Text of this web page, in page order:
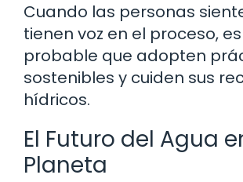
Cuando las personas
tienen voz en el proceso,
probable que adopten
sostenibles y cuiden sus
hídricos.
El Futuro del Agua
Planeta